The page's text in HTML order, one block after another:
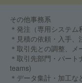
その他事務系
＊発注（専用システム
＊見積の依頼・入手、
＊取引先との調整、メ
＊取引先部門・パー
teams)
＊データ集計・加工な